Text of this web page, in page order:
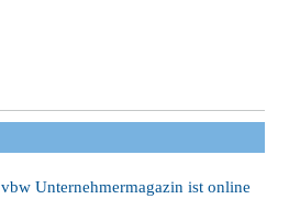
Unternehmermagazin ist online